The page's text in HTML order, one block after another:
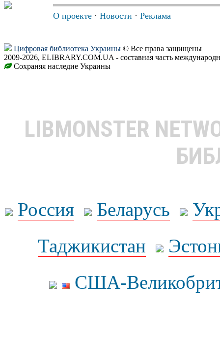
О проекте · Новости · Реклама
Цифровая библиотека Украины © Все права защищены
2009-2026, ELIBRARY.COM.UA - составная часть
Сохраняя наследие Украины
LIBMONSTER
Россия Беларусь
Таджикистан
США-